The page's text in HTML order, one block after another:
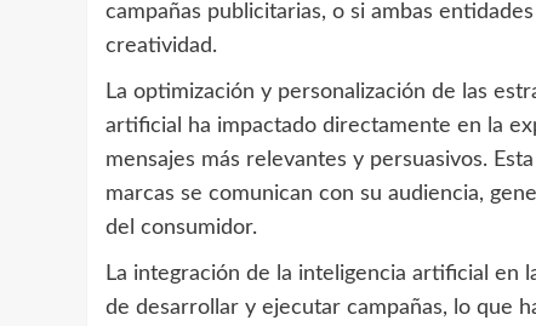
campañas publicitarias, o si ambas
creatividad.
La optimización y personalización de las
artificial ha impactado directamente en la
mensajes más relevantes y persuasivos.
marcas se comunican con su audiencia,
del consumidor.
La integración de la inteligencia artificial en
de desarrollar y ejecutar campañas, lo que